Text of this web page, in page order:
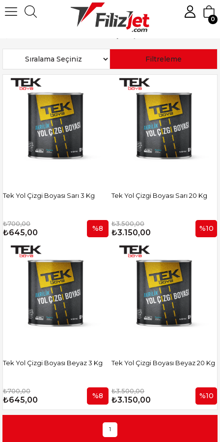
0
Filtreleme
Sıralama
Tek Yol Çizgi Boyası Sarı 3 Kg
₺700,00
₺645,00 %8
Tek Yol Çizgi Boyası Sarı 20 Kg
₺3.500,00
₺3.150,00 %10
Tek Yol Çizgi Boyası Beyaz 3 Kg
₺700,00
₺645,00 %8
Tek Yol Çizgi Boyası Beyaz 20 Kg
₺3.500,00
₺3.150,00 %10
1